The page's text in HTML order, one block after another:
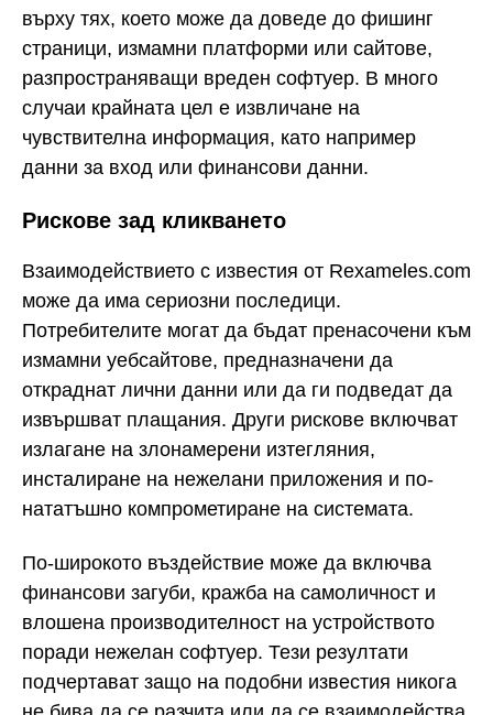
върху тях, което може да доведе до фишинг
страници, измамни платформи или сайтове,
разпространяващи вреден софтуер. В много
случаи крайната цел е извличане на
чувствителна информация, като например
данни за вход или финансови данни.
Рискове зад кликването
Взаимодействието с известия от Rexameles.com
може да има сериозни последици.
Потребителите могат да бъдат пренасочени към
измамни уебсайтове, предназначени да
откраднат лични данни или да ги подведат да
извършват плащания. Други рискове включват
излагане на злонамерени изтегляния,
инсталиране на нежелани приложения и по-
нататъшно компрометиране на системата.
По-широкото въздействие може да включва
финансови загуби, кражба на самоличност и
влошена производителност на устройството
поради нежелан софтуер. Тези резултати
подчертават защо на подобни известия никога